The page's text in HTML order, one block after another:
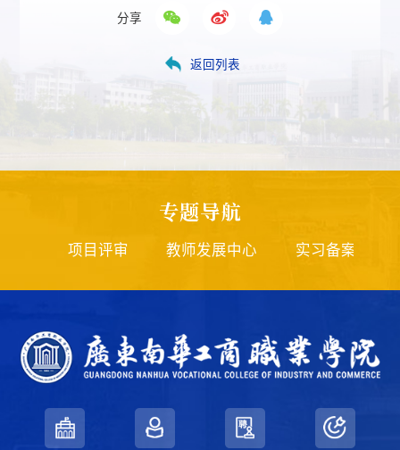
分享
返回列表
专题导航
项目评审 教师发展中心 实习备案